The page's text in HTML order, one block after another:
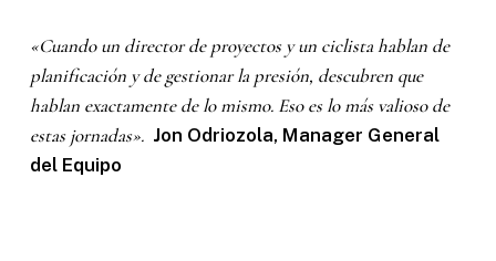
«Cuando un director de proyectos y un ciclista hablan de
planificación y de gestionar la presión, descubren que
hablan exactamente de lo mismo. Eso es lo más valioso de
estas jornadas».Jon Odriozola, Manager General
del Equipo